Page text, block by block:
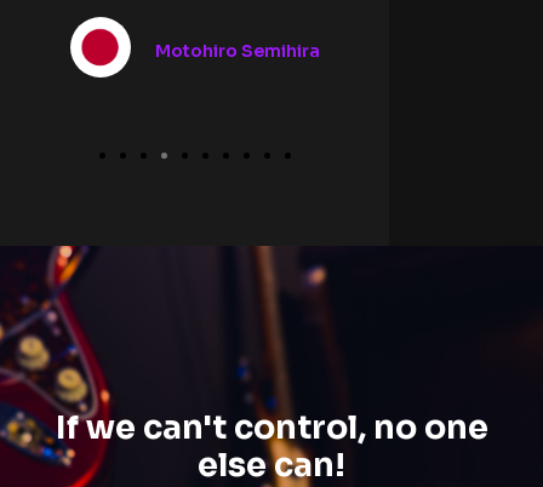
If we can't control, no one
else can!